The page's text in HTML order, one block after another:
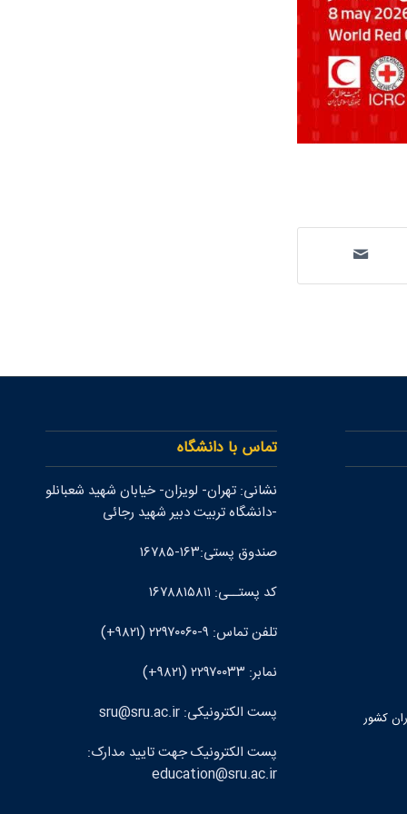
كشور
تماس با دانشگاه
نشانی: تهران- لويزان- خيابان شهيد شعبانلو
-دانشگاه تربيت دبير شهيد رجائی
صندوق پستی:۱۶۳-۱۶۷۸۵
کد پستــی: ۱۶۷۸۸۱۵۸۱۱
تلفن تماس: ۹-۲۲۹۷۰۰۶۰ (۹۸۲۱+)
نمابر: ۲۲۹۷۰۰۳۳ (۹۸۲۱+)
پست الکترونيکی: sru@sru.ac.ir
پست الکترونيک جهت تایید مدارک:
education@sru.ac.ir